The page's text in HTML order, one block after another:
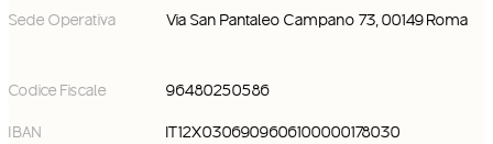
Sede Operativa Via San Pantaleo Campano 73, 00149 Roma
Codice Fiscale 96480250586
IBAN IT12X0306909606100000178030